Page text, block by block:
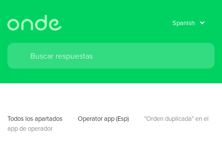
Todos los apartados Operator app (Esp)
"Orden duplicada" en el
app de operador